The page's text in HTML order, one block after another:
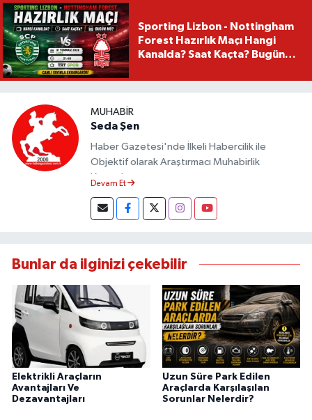
Sporting Lizbon - Nottingham
Forest Hazırlık Maçı Hangi
Kanalda? Saat Kaçta? Bugün
MUHABIR
Seda Şen
Haber Gazetesi'nde İlkeli Habercilik ile
Objektif olarak Araştırmacı Muhabirlik
Yapmaktayım.
Devam Et
Bunlar da ilginizi çekebilir
Elektrikli Araçların
Avantajları Ve
Dezavantajları
Uzun Süre Park Edilen
Araçlarda Karşılaşılan
Sorunlar Nelerdir?